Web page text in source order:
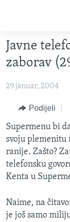
glavni
sadržaj
na
navigaciju
Idi
na
pretragu
TV PROGRAM
FOTOGRAFIJE
VIJESTI
SJEDINJENE
BOSNA I
SVIJET
NAUKA I
SPECIJALNI
KORUPCIJA
SLOBODA
ŽENSKA STRANA
IZBJEGLIČKA
Javne
zaborav
29 januar, 2004
Podijeli
Supermenu bi
svoju plemenitu
ranije. Zašto?
telefonsku
Kenta u
Naime, na
je još samo